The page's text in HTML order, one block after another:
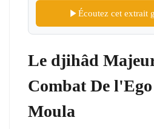
Écoutez cet extrait
Le djihâd
Combat De
Moula